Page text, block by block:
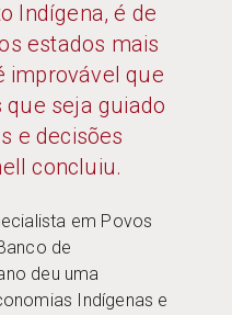
Indígena, é de
estados mais
improvável que
seja guiado
e decisões
concluiu.
em Povos
de
deu uma
Indígenas e